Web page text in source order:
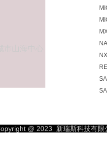
@ 2023 新瑞斯科技有